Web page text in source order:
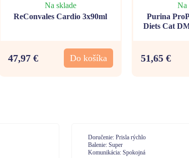
Na sklade
ReConvales Cardio 3x90ml
47,97 € Do košíka
Na
Purina
Diets Cat
51,65 €
Doručenie: velmi
Balenie: spokojná
Komunikácia: komunikácia na 100%